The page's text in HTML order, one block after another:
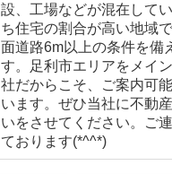
設、工場などが混在して
ち住宅の割合が高い地域
面道路6m以上の条件を備
す。足利市エリアをメイ
社だからこそ、ご案内可
います。ぜひ当社に不動
いをさせてください。ご
ております(*^^*)